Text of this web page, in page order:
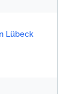
Lübeck